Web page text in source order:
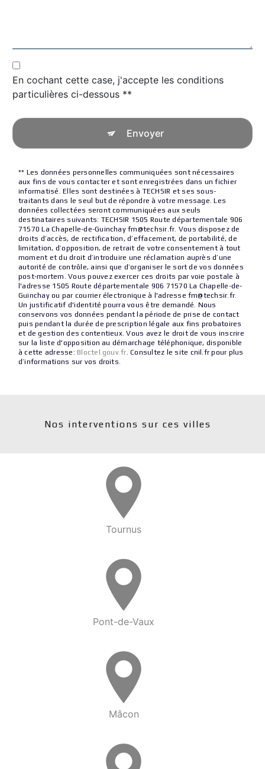
En cochant cette case, j'accepte les conditions
particulières ci-dessous **
Envoyer
** Les données personnelles communiquées sont nécessaires
aux fins de vous contacter et sont enregistrées dans un fichier
informatisé. Elles sont destinées à TECHSIR et ses sous-
traitants dans le seul but de répondre à votre message. Les
données collectées seront communiquées aux seuls
destinataires suivants: TECHSIR 1505 Route départementale 906
71570 La Chapelle-de-Guinchay fm@techsir.fr. Vous disposez de
droits d’accès, de rectification, d’effacement, de portabilité, de
limitation, d’opposition, de retrait de votre consentement à tout
moment et du droit d’introduire une réclamation auprès d’une
autorité de contrôle, ainsi que d’organiser le sort de vos données
post-mortem. Vous pouvez exercer ces droits par voie postale à
l'adresse 1505 Route départementale 906 71570 La Chapelle-de-
Guinchay ou par courrier électronique à l'adresse fm@techsir.fr.
Un justificatif d'identité pourra vous être demandé. Nous
conservons vos données pendant la période de prise de contact
puis pendant la durée de prescription légale aux fins probatoires
et de gestion des contentieux. Vous avez le droit de vous inscrire
sur la liste d'opposition au démarchage téléphonique, disponible
à cette adresse: Bloctel.gouv.fr . Consultez le site cnil.fr pour plus
d’informations sur vos droits.
Nos interventions sur ces villes
Tournus
Pont-de-Vaux
Mâcon